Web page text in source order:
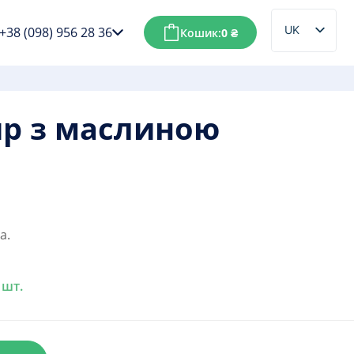
+38 (098) 956 28 36 Кошик:0₴
UK
RU
з маслиною
шт.